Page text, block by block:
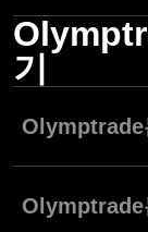
능한 자산을 확인
클릭하고 일정을
일부 주식은 전세
수 있습니다. 이러
시간을 알아두어
아보실 수 있습니
일정을 선택하세
를 확인하실 수 있
기
Olymptrade
레이딩 모드를 제
이딩 스타일에 적
Olymptrade